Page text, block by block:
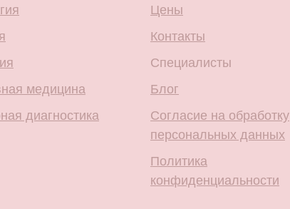
медицина
диагностика
Цены
Контакты
Специалисты
Блог
Согласие на обработку
персональных данных
Политика
конфиденциальности